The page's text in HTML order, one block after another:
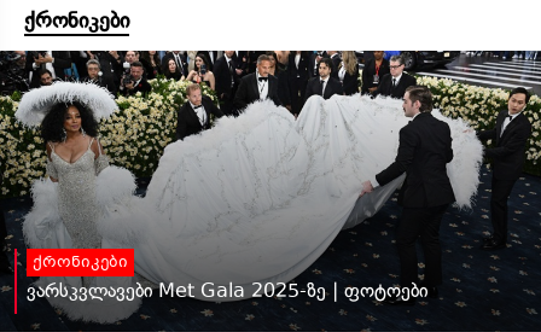
ქრონიკები
ქრონიკები
ვარსკვლავები Met Gala 2025-ზე | ფოტოები